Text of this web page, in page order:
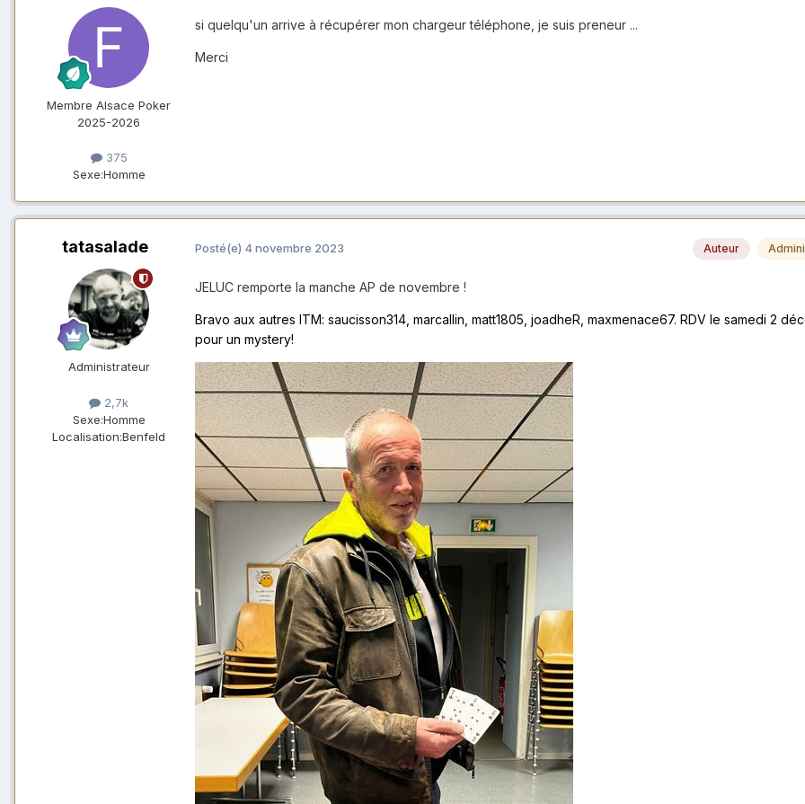
Membre Alsace Poker
2025-2026
375
Sexe:Homme
si quelqu'un arrive à récupérer mon chargeur téléphone, je suis preneur ...
Merci
tatasalade
Administrateur
2,7k
Sexe:Homme
Localisation:Benfeld
Auteur
Posté(e) 4 novembre 2023
JELUC remporte la manche AP de novembre !
Bravo aux autres ITM: saucisson314, marcallin, matt1805, joadheR, maxmenace67. RDV le samedi 2
pour un mystery!